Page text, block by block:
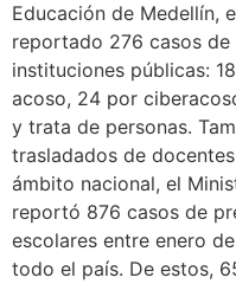
Educación de Medellín,
reportado 276 casos de
instituciones públicas:
acoso, 24 por
y trata de personas.
trasladados de
ámbito nacional, el
reportó 876 casos de
escolares entre enero
todo el país. De estos,